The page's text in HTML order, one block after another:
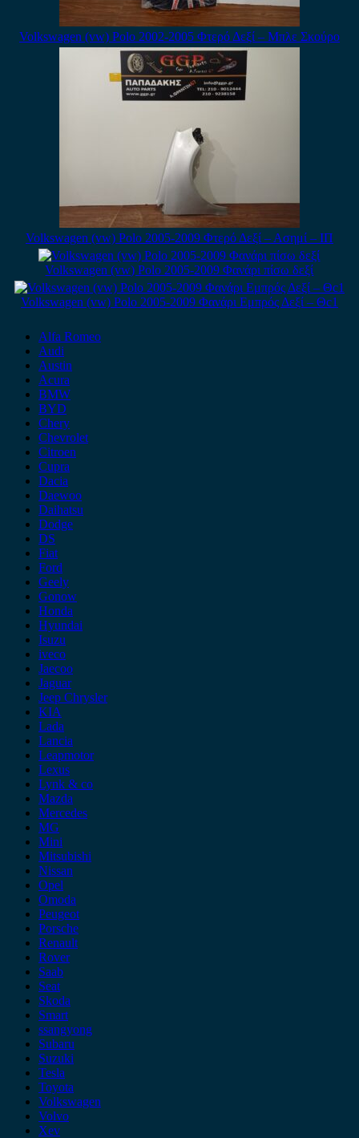
Volkswagen (vw) Polo 2002-2005 Φτερό Δεξί – Μπλε Σκούρο
Volkswagen (vw) Polo 2005-2009 Φτερό Δεξί – Ασημί – ΙΠ
Volkswagen (vw) Polo 2005-2009 Φανάρι πίσω δεξί
Volkswagen (vw) Polo 2005-2009 Φανάρι Εμπρός Δεξί – Θc1
Alfa Romeo
Audi
Austin
Acura
BMW
BYD
Chery
Chevrolet
Citroen
Cupra
Dacia
Daewoo
Daihatsu
Dodge
DS
Fiat
Ford
Geely
Gonow
Honda
Hyundai
Isuzu
iveco
Jaecoo
Jaguar
Jeep Chrysler
KIA
Lada
Lancia
Leapmotor
Lexus
Lynk & co
Mazda
Mercedes
MG
Mini
Mitsubishi
Nissan
Opel
Omoda
Peugeot
Porsche
Renault
Rover
Saab
Seat
Skoda
Smart
ssangyong
Subaru
Suzuki
Tesla
Toyota
Volkswagen
Volvo
Xev